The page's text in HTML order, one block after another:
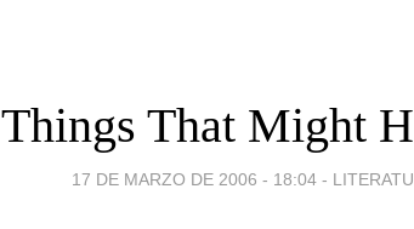
Things That Might
17 DE MARZO DE 2006 - 18:04 -